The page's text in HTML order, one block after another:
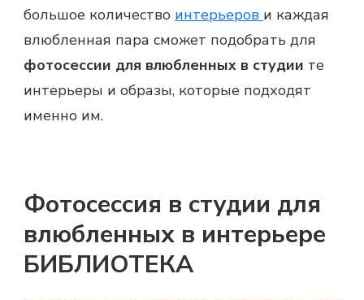
большое количество интерьеров и каждая
влюбленная пара сможет подобрать для
фотосессии для влюбленных в студии те
интерьеры и образы, которые подходят
именно им.
Фотосессия в студии для
влюбленных в интерьере
БИБЛИОТЕКА